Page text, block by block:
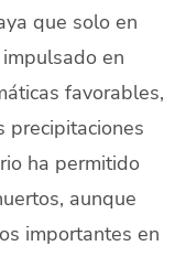
que solo en
en
favorables,
precipitaciones
ha permitido
aunque
importantes en